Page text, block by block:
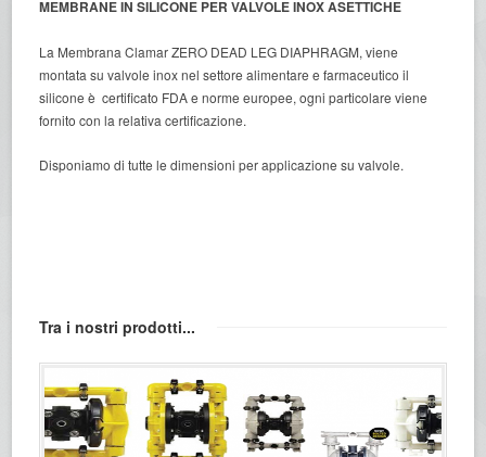
MEMBRANE IN SILICONE PER VALVOLE INOX ASETTICHE
La Membrana Clamar ZERO DEAD LEG DIAPHRAGM, viene
montata su valvole inox nel settore alimentare e farmaceutico il
silicone è certificato FDA e norme europee, ogni particolare viene
fornito con la relativa certificazione.
Disponiamo di tutte le dimensioni per applicazione su valvole.
Tra i nostri prodotti...